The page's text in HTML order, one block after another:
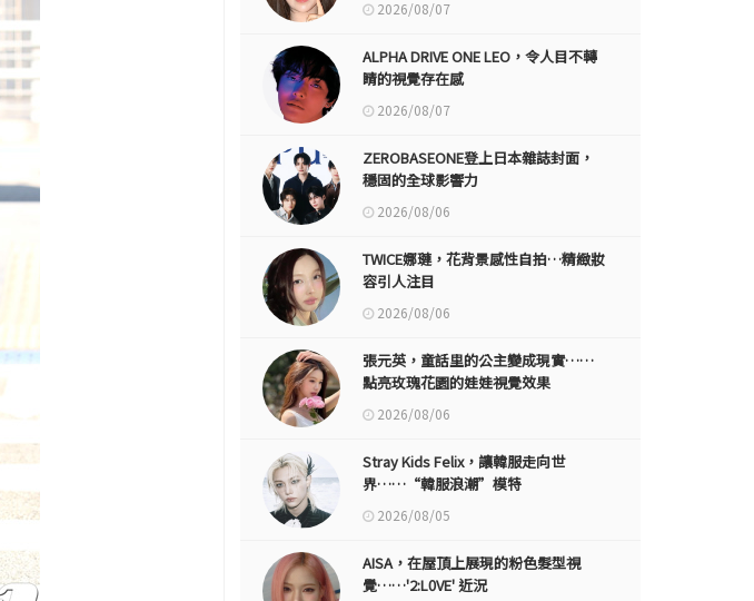
2026/08/07
ALPHA DRIVE ONE LEO，令人目不轉
睛的視覺存在感
2026/08/07
ZEROBASEONE登上日本雜誌封面，
穩固的全球影響力
2026/08/06
TWICE娜璉，花背景感性自拍…精緻妝
容引人注目
2026/08/06
張元英，童話里的公主變成現實……
點亮玫瑰花園的娃娃視覺效果
2026/08/06
Stray Kids Felix，讓韓服走向世
界……“韓服浪潮”模特
2026/08/05
AISA，在屋頂上展現的粉色髮型視
覺……'2:L0VE' 近況